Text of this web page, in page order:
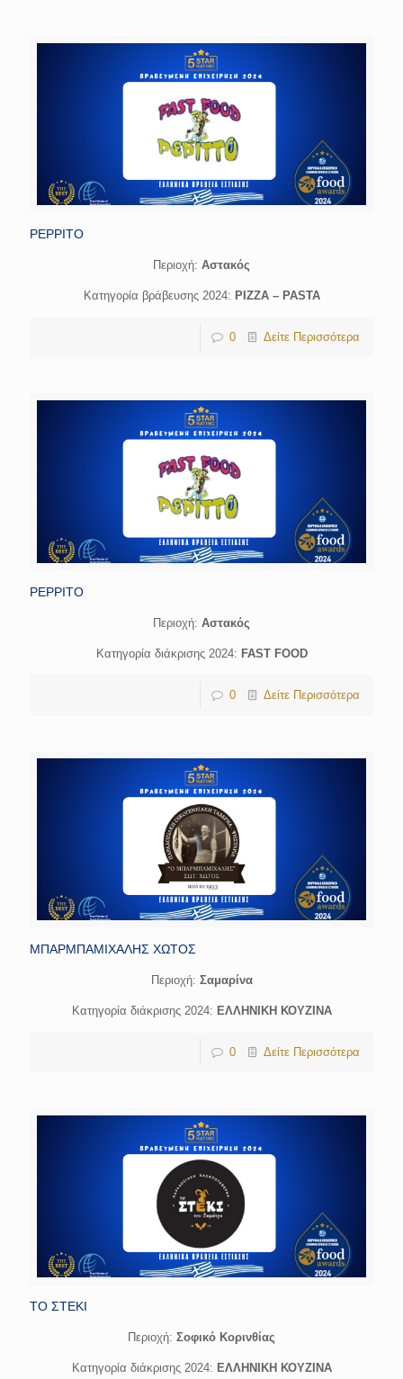
PEPPITO
Περιοχή: Αστακός
Κατηγορία βράβευσης 2024: PIZZA – PASTA
0 Δείτε Περισσότερα
PEPPITO
Περιοχή: Αστακός
Κατηγορία διάκρισης 2024: FAST FOOD
0 Δείτε Περισσότερα
ΜΠΑΡΜΠΑΜΙΧΑΛΗΣ ΧΩΤΟΣ
Περιοχή: Σαμαρίνα
Κατηγορία διάκρισης 2024: ΕΛΛΗΝΙΚΗ ΚΟΥΖΙΝΑ
0 Δείτε Περισσότερα
ΤΟ ΣΤΕΚΙ
Περιοχή: Σοφικό Κορινθίας
Κατηγορία διάκρισης 2024: ΕΛΛΗΝΙΚΗ ΚΟΥΖΙΝΑ